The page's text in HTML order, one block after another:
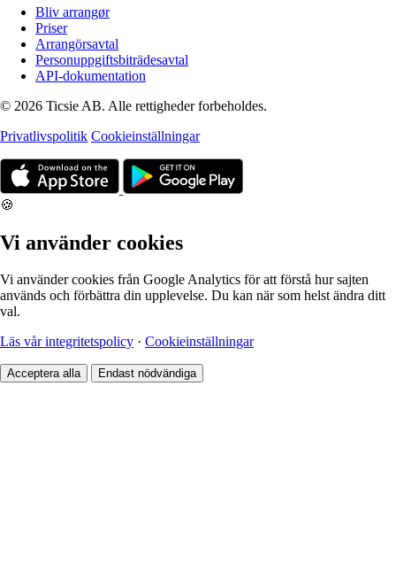
Bliv arrangør
Priser
Arrangörsavtal
Personuppgiftsbiträdesavtal
API-dokumentation
© 2026 Ticsie AB. Alle rettigheder forbeholdes.
Privatlivspolitik Cookieinställningar
🍪
Vi använder cookies
Vi använder cookies från Google Analytics för att förstå hur sajten
används och förbättra din upplevelse. Du kan när som helst ändra ditt
val.
Läs vår integritetspolicy · Cookieinställningar
Acceptera alla Endast nödvändiga